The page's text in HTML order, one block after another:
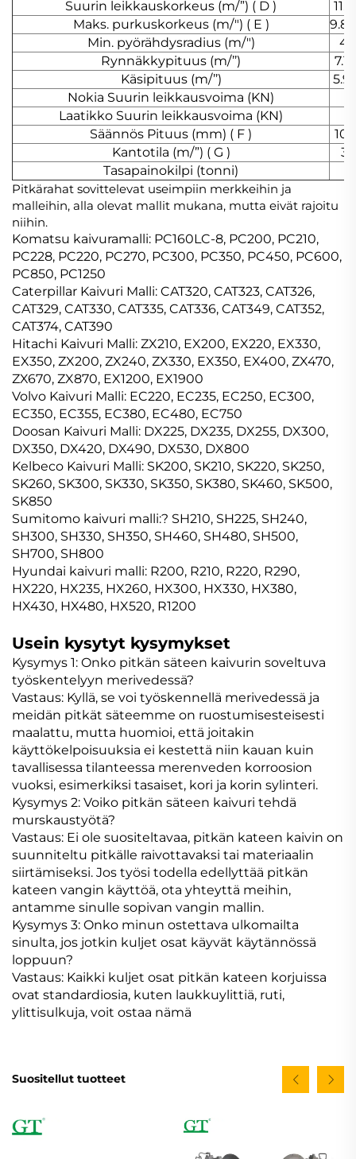
Suurin leikkauskorkeus (m/”) ( D )
Maks. purkuskorkeus (m/") ( E )
9.8/
Min. pyörähdysradius (m/")
4/
Rynnäkkypituus (m/’’)
7.1/
Käsipituus (m/’’)
5.9/
Nokia Suurin leikkausvoima (KN)
Laatikko Suurin leikkausvoima (KN)
Säännös Pituus (mm) ( F )
10/
Kantotila (m/”) ( G )
3/
Tasapainokilpi (tonni)
Pitkärahat sovittelevat useimpiin merkkeihin ja
malleihin, alla olevat mallit mukana, mutta eivät rajoitu
niihin.
Komatsu kaivuramalli: PC160LC-8, PC200, PC210,
PC228, PC220, PC270, PC300, PC350, PC450, PC600,
PC850, PC1250
Caterpillar Kaivuri Malli: CAT320, CAT323, CAT326,
CAT329, CAT330, CAT335, CAT336, CAT349, CAT352,
CAT374, CAT390
Hitachi Kaivuri Malli: ZX210, EX200, EX220, EX330,
EX350, ZX200, ZX240, ZX330, EX350, EX400, ZX470,
ZX670, ZX870, EX1200, EX1900
Volvo Kaivuri Malli: EC220, EC235, EC250, EC300,
EC350, EC355, EC380, EC480, EC750
Doosan Kaivuri Malli: DX225, DX235, DX255, DX300,
DX350, DX420, DX490, DX530, DX800
Kelbeco Kaivuri Malli: SK200, SK210, SK220, SK250,
SK260, SK300, SK330, SK350, SK380, SK460, SK500,
SK850
Sumitomo kaivuri malli:? SH210, SH225, SH240,
SH300, SH330, SH350, SH460, SH480, SH500,
SH700, SH800
Hyundai kaivuri malli: R200, R210, R220, R290,
HX220, HX235, HX260, HX300, HX330, HX380,
HX430, HX480, HX520, R1200
Usein kysytyt kysymykset
Kysymys 1: Onko pitkän säteen kaivurin soveltuva
työskentelyyn merivedessä?
Vastaus: Kyllä, se voi työskennellä merivedessä ja
meidän pitkät säteemme on ruostumisesteisesti
maalattu, mutta huomioi, että joitakin
käyttökelpoisuuksia ei kestettä niin kauan kuin
tavallisessa tilanteessa merenveden korroosion
vuoksi, esimerkiksi tasaiset, kori ja korin sylinteri.
Kysymys 2: Voiko pitkän säteen kaivuri tehdä
murskaustyötä?
Vastaus: Ei ole suositeltavaa, pitkän kateen kaivin on
suunniteltu pitkälle raivottavaksi tai materiaalin
siirtämiseksi. Jos työsi todella edellyttää pitkän
kateen vangin käyttöä, ota yhteyttä meihin,
antamme sinulle sopivan vangin mallin.
Kysymys 3: Onko minun ostettava ulkomailta
sinulta, jos jotkin kuljet osat käyvät käytännössä
loppuun?
Vastaus: Kaikki kuljet osat pitkän kateen korjuissa
ovat standardiosia, kuten laukkuylittiä, ruti,
ylittisulkuja, voit ostaa nämä
Suositellut tuotteet